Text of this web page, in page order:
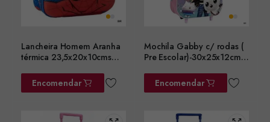
Lancheira Homem Aranha
térmica 23,5x20x10cms
Encomendar
Mochila Gabby c/ rodas (
Pre Escolar)-30x25x12cms
Encomendar